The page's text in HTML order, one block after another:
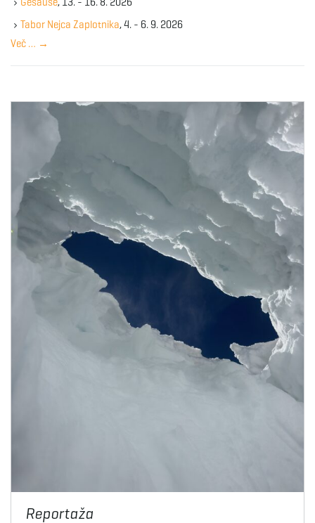
e
y
w
r
Tabor Nejca Zaplotnika, 4. - 6. 9. 2026
Več … →